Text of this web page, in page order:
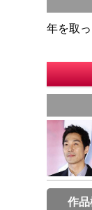
年を取
作